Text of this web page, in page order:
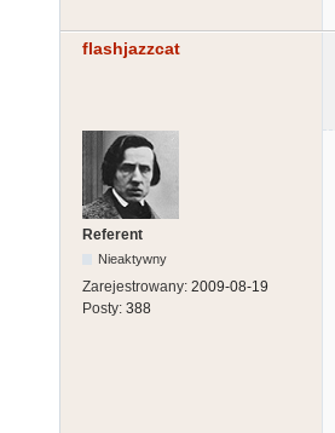
flashjazzcat
Referent
Nieaktywny
Zarejestrowany: 2009-08-19
Posty: 388